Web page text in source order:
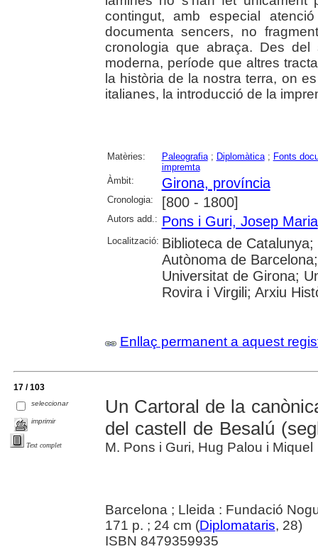
contingut, amb especial
documenta sencers, no
cronologia que abraça. Des
moderna, període que altres
la història de la nostra terra, on
italianes, la introducció de la
Matèries: Paleografia; Diplomàtica; Fonts
impremta
Àmbit:
Girona, província
Cronologia: [800 - 1800]
Autors add.: Pons i Guri, Josep Maria
Localització: Biblioteca de
Autònoma de
Universitat de Girona;
Rovira i Virgili; Arxiu
Enllaç permanent a aquest
17 / 103
seleccionar
imprimir
Text complet
Un Cartoral de la
del castell de Besalú
M. Pons i Guri, Hug Palou i Miquel
Barcelona ; Lleida : Fundació
171 p. ; 24 cm (Diplomataris, 28)
ISBN 8479359935